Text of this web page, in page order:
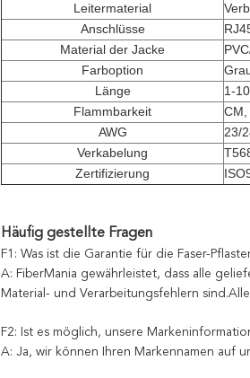
Leitermaterial
Anschlüsse
Material der Jacke
Farboption
Länge
1-
Flammbarkeit
CM,
AWG
23/
Verkabelung
Zertifizierung
Häufig gestellte Fragen
F1: Was ist die Garantie für die Faser-
A: FiberMania gewährleistet, dass alle
Material- und Verarbeitungsfehlern
F2: Ist es möglich, unsere
A: Ja, wir können Ihren Markennamen auf